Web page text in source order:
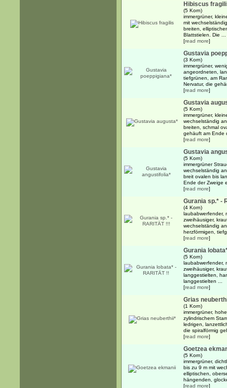
Hibiscus
(5 Korn)
immergrüner,
mit
breiten,
Blattstielen. Die ...
[read more]
Gustavia
(3 Korn)
immergrüner,
angeordneten,
tiefgrünen, am
Nervatur, die
[read more]
Gustavia
(5 Korn)
immergrüner,
wechselständig
breiten, schmal
gehäuft am Ende
[read more]
Gustavia
(5 Korn)
immergrüner
wechselständig
breit ovalen bis
Ende der Zweige
[read more]
Gurania sp.* -
(4 Korn)
laubabwerfender,
zweihäusiger,
wechselständig
herzförmigen,
[read more]
Gurania
(5 Korn)
laubabwerfender,
zweihäusiger,
langgestielten,
langgestielten ...
[read more]
Grias
(1 Korn)
immergrüner,
zylindrischem
ledrigen,
die spiralförmig
[read more]
Goetzea
(5 Korn)
immergrüner,
bis zu 9 m mit
elliptischen,
hängenden,
[read more]